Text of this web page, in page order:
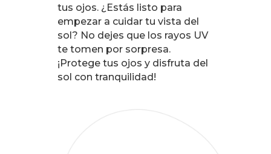
tus ojos. ¿Estás listo para
empezar a cuidar tu vista del
sol? No dejes que los rayos UV
te tomen por sorpresa.
¡Protege tus ojos y disfruta del
sol con tranquilidad!